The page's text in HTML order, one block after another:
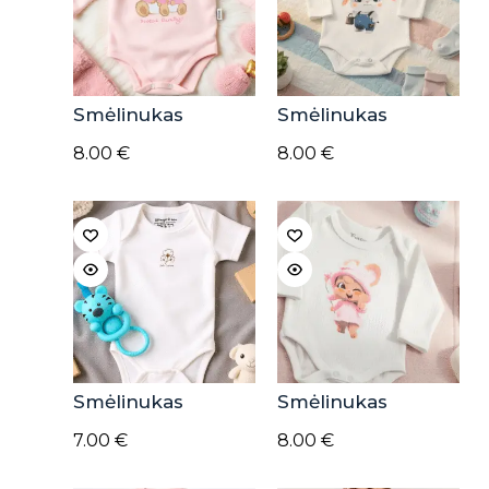
Smėlinukas
8.00 €
Smėlinukas
8.00 €
Smėlinukas
7.00 €
Smėlinukas
8.00 €